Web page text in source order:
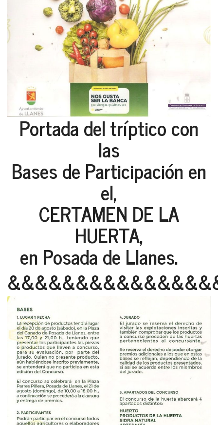
Portada del tríptico con
las
Bases de Participación en
el,
CERTAMEN DE LA
HUERTA,
en Posada de Llanes.